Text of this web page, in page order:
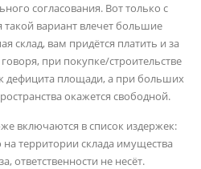
согласования. Вот только с
вариант влечет большие
склад, вам придётся платить и за
при покупке/строительстве
дефицита площади, а при больших
окажется свободной.
включаются в список издержек:
на территории склада имущества
ответственности не несёт.